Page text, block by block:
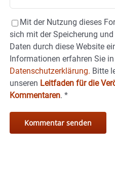
Mit der Nutzung dieses
sich mit der Speicherung
Daten durch diese Website
Informationen erfahren Sie
Datenschutzerklärung. Bitte
unseren Leitfaden für die
Kommentaren. *